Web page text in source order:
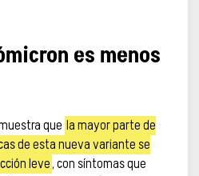
es menos
que la mayor parte de
de esta nueva variante se
leve, con síntomas que